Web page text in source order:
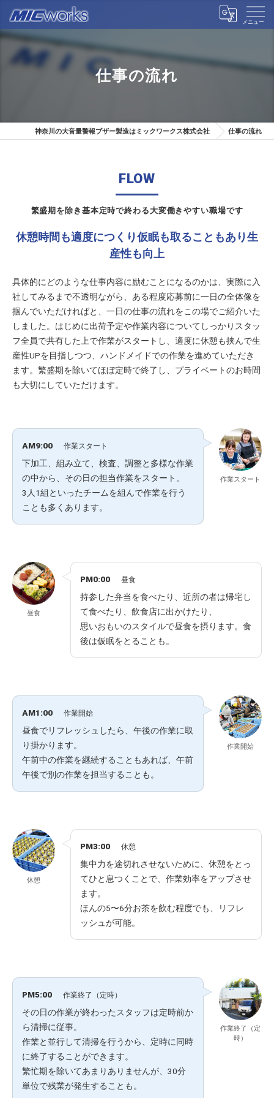
仕事の流れ
神奈川の大音量警報ブザー製造はミックワークス株式会社 仕事の流れ
繁盛期を除き基本定時で終わる大変働きやすい職場です
FLOW
休憩時間も適度につくり仮眠も取ることもあり生
産性も向上
具体的にどのような仕事内容に励むことになるのかは、実際に入
社してみるまで不透明ながら、ある程度応募前に一日の全体像を
掴んでいただければと、一日の仕事の流れをこの場でご紹介いた
しました。はじめに出荷予定や作業内容についてしっかりスタッ
フ全員で共有した上で作業がスタートし、適度に休憩も挟んで生
産性UPを目指しつつ、ハンドメイドでの作業を進めていただき
ます。繁盛期を除いてほぼ定時で終了し、プライベートのお時間
も大切にしていただけます。
作業スタート
AM9:00 作業スタート
下加工、組み立て、検査、調整と多様な作業
の中から、その日の担当作業をスタート。
3人1組といったチームを組んで作業を行う
ことも多くあります。
昼食
PM0:00 昼食
持参した弁当を食べたり、近所の者は帰宅し
て食べたり、飲食店に出かけたり、
思いおもいのスタイルで昼食を摂ります。食
後は仮眠をとることも。
作業開始
AM1:00 作業開始
昼食でリフレッシュしたら、午後の作業に取
り掛かります。
午前中の作業を継続することもあれば、午前
午後で別の作業を担当することも。
休憩
PM3:00 休憩
集中力を途切れさせないために、休憩をとっ
てひと息つくことで、作業効率をアップさせ
ます。
ほんの5〜6分お茶を飲む程度でも、リフレ
ッシュが可能。
作業終了（定
時）
PM5:00 作業終了（定時）
その日の作業が終わったスタッフは定時前か
ら清掃に従事。
作業と並行して清掃を行うから、定時に同時
に終了することができます。
繁忙期を除いてあまりありませんが、30分
単位で残業が発生することも。